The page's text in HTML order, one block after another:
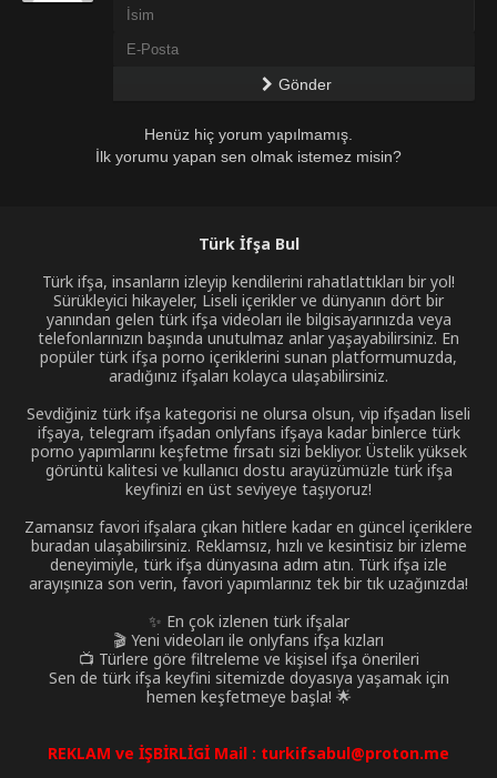
Gönder
Henüz hiç yorum yapılmamış.
İlk yorumu yapan sen olmak istemez misin?
Türk İfşa Bul
Türk ifşa, insanların izleyip kendilerini rahatlattıkları bir yol!
Sürükleyici hikayeler, Liseli içerikler ve dünyanın dört bir
yanından gelen türk ifşa videoları ile bilgisayarınızda veya
telefonlarınızın başında unutulmaz anlar yaşayabilirsiniz. En
popüler türk ifşa porno içeriklerini sunan platformumuzda,
aradığınız ifşaları kolayca ulaşabilirsiniz.
Sevdiğiniz türk ifşa kategorisi ne olursa olsun, vip ifşadan liseli
ifşaya, telegram ifşadan onlyfans ifşaya kadar binlerce türk
porno yapımlarını keşfetme fırsatı sizi bekliyor. Üstelik yüksek
görüntü kalitesi ve kullanıcı dostu arayüzümüzle türk ifşa
keyfinizi en üst seviyeye taşıyoruz!
Zamansız favori ifşalara çıkan hitlere kadar en güncel içeriklere
buradan ulaşabilirsiniz. Reklamsız, hızlı ve kesintisiz bir izleme
deneyimiyle, türk ifşa dünyasına adım atın. Türk ifşa izle
arayışınıza son verin, favori yapımlarınız tek bir tık uzağınızda!
✨ En çok izlenen türk ifşalar
🎬 Yeni videoları ile onlyfans ifşa kızları
📺 Türlere göre filtreleme ve kişisel ifşa önerileri
Sen de türk ifşa keyfini sitemizde doyasıya yaşamak için
hemen keşfetmeye başla! 🌟
REKLAM ve İŞBİRLİGİ Mail : turkifsabul@proton.me